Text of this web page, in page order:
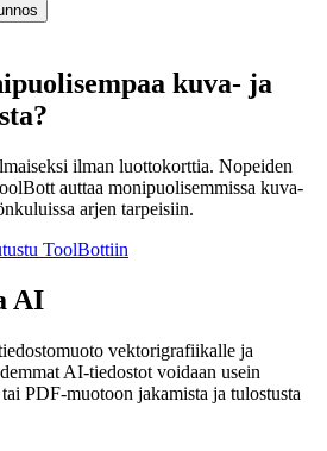
kuva- ja
ilman luottokorttia. Nopeiden
auttaa monipuolisemmissa kuva-
arjen tarpeisiin.
ToolBottiin
AI
vektorigrafiikalle ja
AI-tiedostot voidaan usein
PDF-muotoon jakamista ja tulostusta